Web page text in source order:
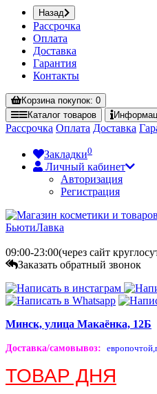
Назад
Рассрочка
Оплата
Доставка
Гарантия
Контакты
Корзинапокупок: 0
Каталог товаров
Рассрочка Оплата Доставка
Закладки0
Личный кабинет
Авторизация
Регистрация
09:00-23:00(через сайт
Заказать обратный звонок
Минск, улица Макаёнка, 12Б
Доставка/самовывоз: европочтой,
ТОВАР ДНЯ